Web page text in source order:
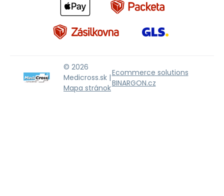
© 2026
Medicross.sk |
Mapa stránok
Ecommerce solutions
BINARGON.cz